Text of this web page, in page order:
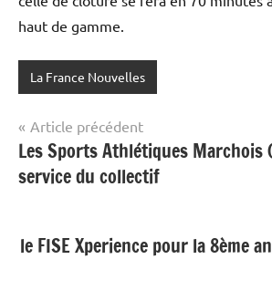
haut de gamme.
La France Nouvelles
Navigation
de
l’article
Article précédent
Les Sports Athlétiques Marchois
service du collectif
le FISE Xperience pour la 8ème